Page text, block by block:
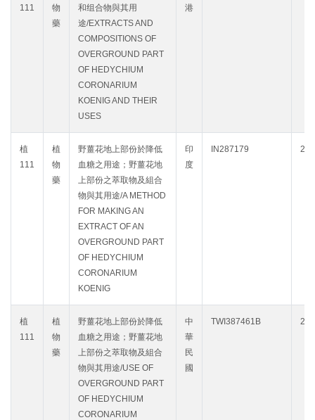
111
物
藥
和组合物與其用
途/EXTRACTS AND
COMPOSITIONS OF
OVERGROUND PART
OF HEDYCHIUM
CORONARIUM
KOENIG AND THEIR
USES
港
植
111
植
物
藥
野薑花地上部份於降低
血糖之用途；野薑花地
上部份之萃取物及組合
物與其用途/A METHOD
FOR MAKING AN
EXTRACT OF AN
OVERGROUND PART
OF HEDYCHIUM
CORONARIUM
KOENIG
印
度
IN287179
植
111
植
物
藥
野薑花地上部份於降低
血糖之用途；野薑花地
上部份之萃取物及組合
物與其用途/USE OF
OVERGROUND PART
OF HEDYCHIUM
CORONARIUM
中
華
民
國
TWI387461B